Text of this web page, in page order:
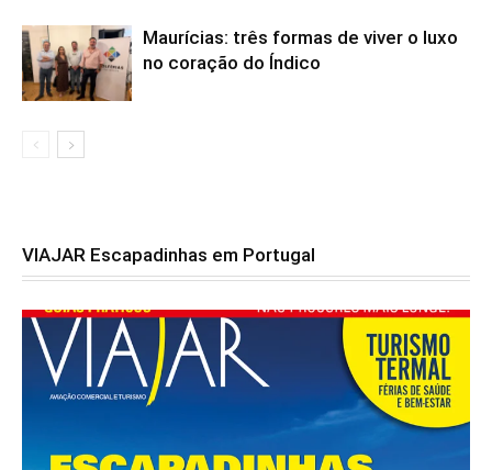
Maurícias: três formas de viver o luxo
no coração do Índico
VIAJAR Escapadinhas em Portugal